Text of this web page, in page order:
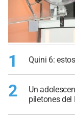
1 Quini 6:
2
Un
piletones del